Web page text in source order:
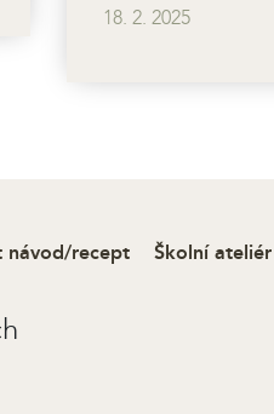
vytvoříme hlavičku
18. 2. 2025
návod/recept Školní ateliér